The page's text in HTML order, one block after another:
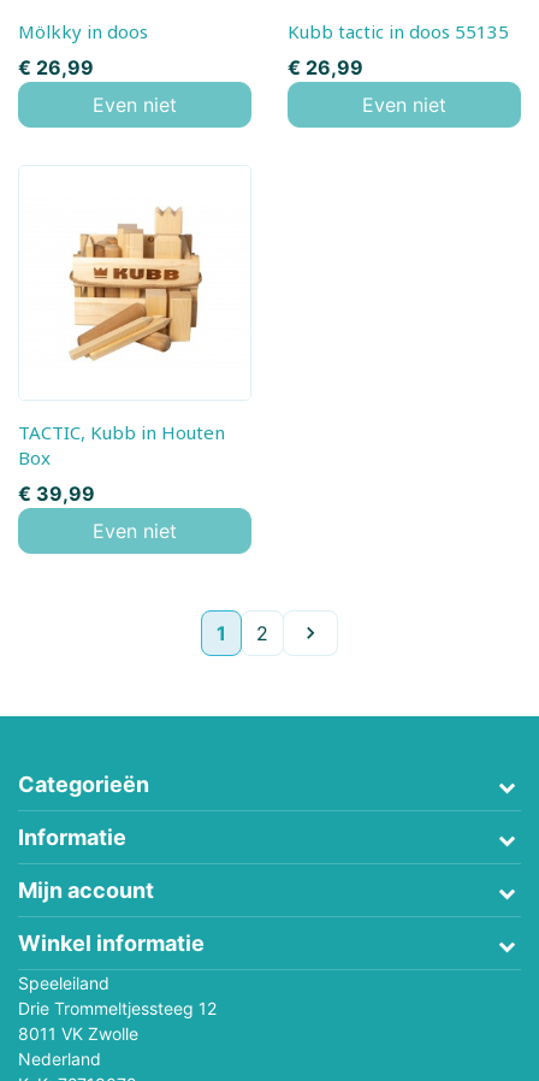
Mölkky in doos
Prijs
€ 26,99
Even niet
Kubb tactic in doos 55135
Prijs
€ 26,99
Even niet
TACTIC, Kubb in Houten
Box
Prijs
€ 39,99
Even niet
1 2 Volgende

Categorieën
Informatie
Mijn account
Winkel informatie
Speeleiland
Drie Trommeltjessteeg 12
8011 VK Zwolle
Nederland